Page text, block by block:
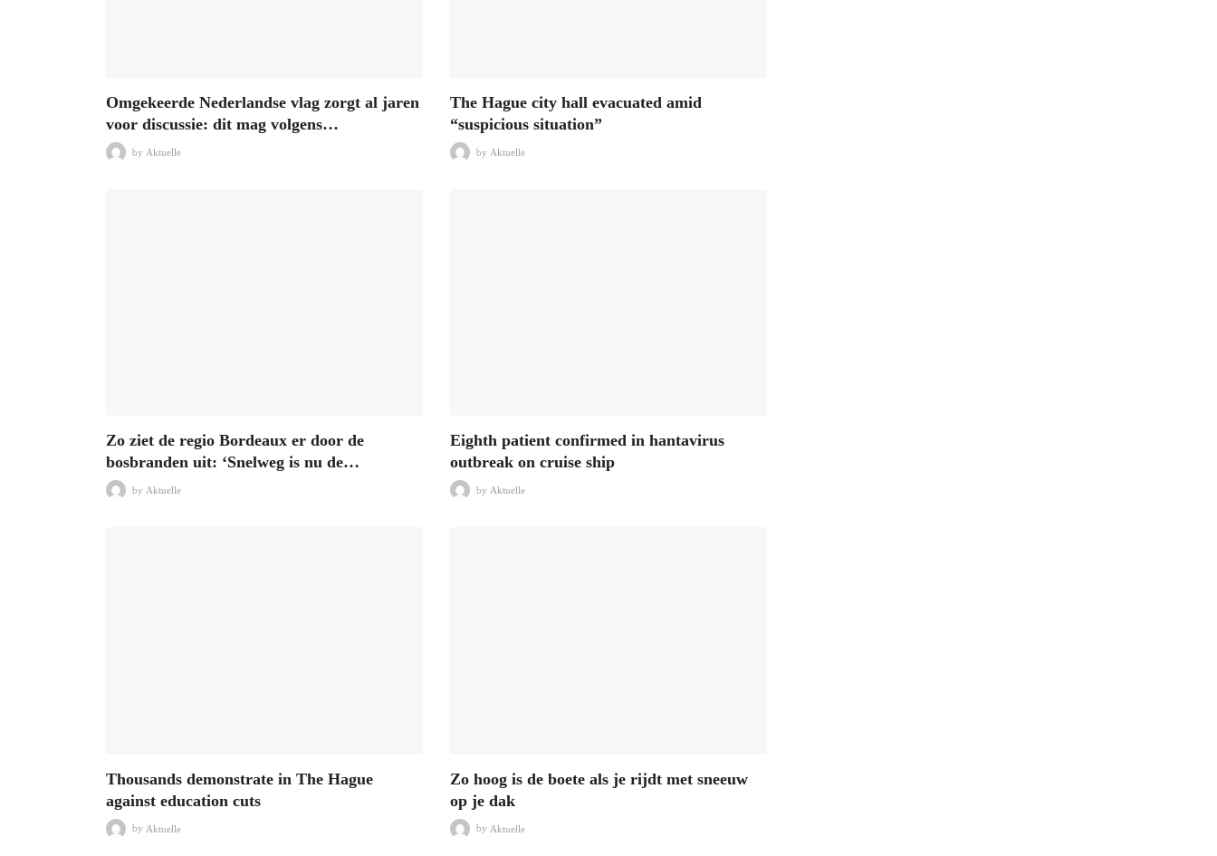
Omgekeerde Nederlandse vlag zorgt al jaren
voor discussie: dit mag volgens…
by Aktuelle
The Hague city hall evacuated amid
“suspicious situation”
by Aktuelle
Zo ziet de regio Bordeaux er door de
bosbranden uit: ‘Snelweg is nu de…
by Aktuelle
Eighth patient confirmed in hantavirus
outbreak on cruise ship
by Aktuelle
Thousands demonstrate in The Hague
against education cuts
by Aktuelle
Zo hoog is de boete als je rijdt met sneeuw
op je dak
by Aktuelle